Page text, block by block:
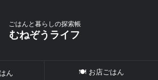
ごはんと暮らしの探索帳
むねぞうライフ
ん 🍽 お店ごはん